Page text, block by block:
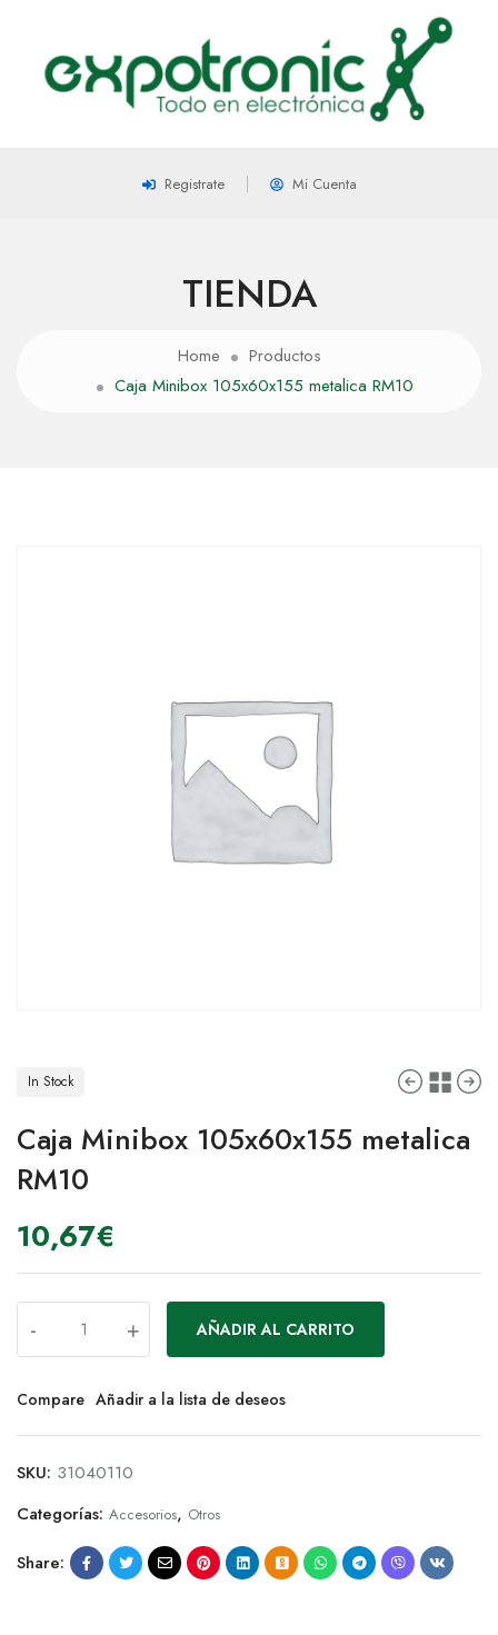
Registrate Mi Cuenta
TIENDA
Home
Productos
Caja Minibox 105x60x155 metalica RM10
In Stock
Caja Minibox 105x60x155 metalica
RM10
10,67€
- + AÑADIR AL CARRITO
Compare Añadir a la lista de deseos
SKU: 31040110
Categorías: Accesorios, Otros
Share: